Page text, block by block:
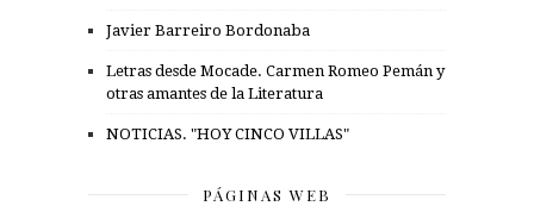
Javier Barreiro Bordonaba
Letras desde Mocade. Carmen Romeo Pemán y
otras amantes de la Literatura
NOTICIAS. "HOY CINCO VILLAS"
PÁGINAS WEB